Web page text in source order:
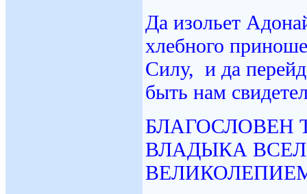
Да изольет
хлебного
Силу, и да
быть нам
ВЛАДЫКА